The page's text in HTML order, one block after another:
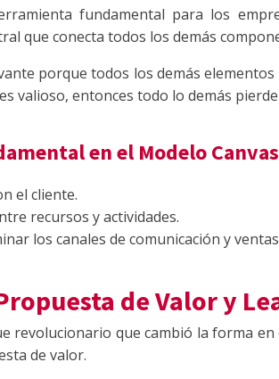
fundamental para los
que conecta todos los demás
porque todos los demás
valioso, entonces todo lo demás
en el Modelo
el cliente.
recursos y actividades.
los canales de comunicación y
de Valor y
revolucionario que cambió la forma
de valor.